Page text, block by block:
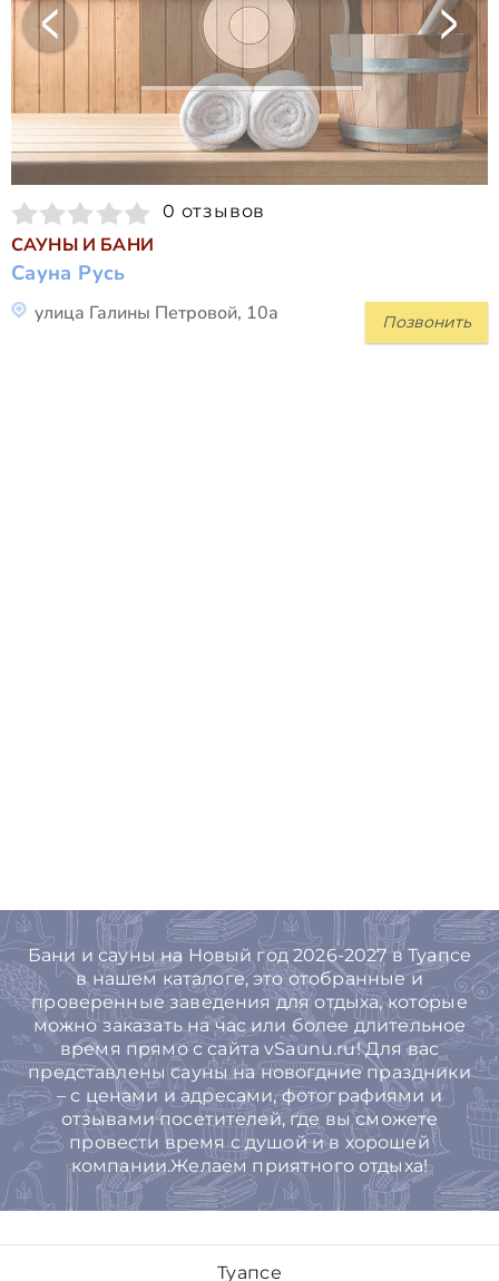
0 отзывов
САУНЫ И БАНИ
Сауна Русь
Позвонить
улица Галины Петровой, 10а
Бани и сауны на Новый год 2026-2027 в Туапсе
в нашем каталоге, это отобранные и
проверенные заведения для отдыха, которые
можно заказать на час или более длительное
время прямо с сайта vSaunu.ru! Для вас
представлены сауны на новогдние праздники
– с ценами и адресами, фотографиями и
отзывами посетителей, где вы сможете
провести время с душой и в хорошей
компании.Желаем приятного отдыха!
Туапсе